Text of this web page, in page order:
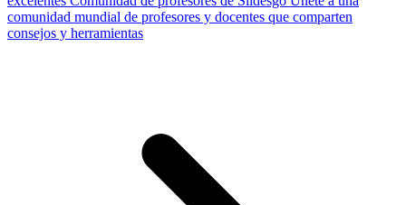
comunidad mundial de profesores y docentes que comparten
consejos y herramientas